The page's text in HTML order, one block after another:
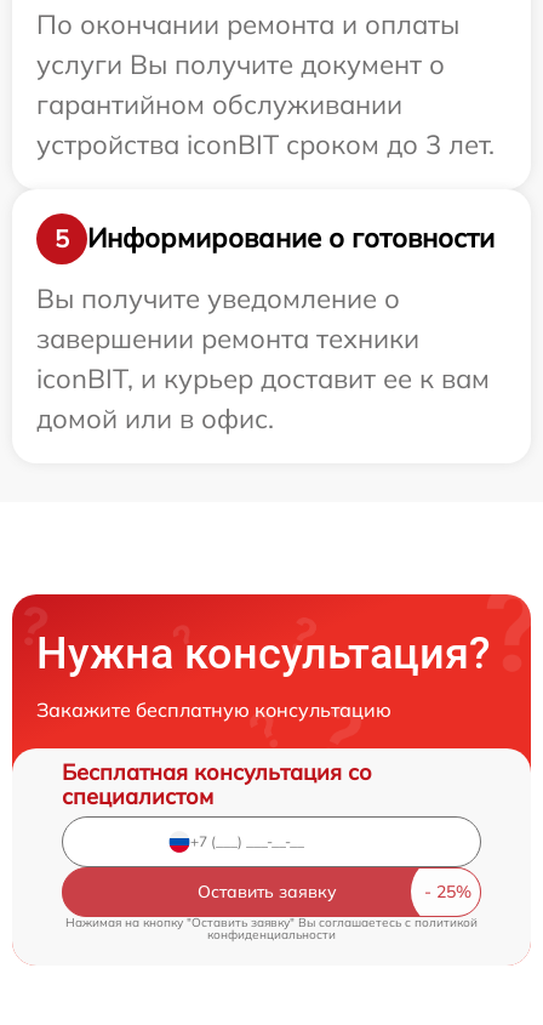
По окончании ремонта и оплаты
услуги Вы получите документ о
гарантийном обслуживании
устройства iconBIT сроком до 3 лет.
5
Информирование о готовности
Вы получите уведомление о
завершении ремонта техники
iconBIT, и курьер доставит ее к вам
домой или в офис.
Нужна консультация?
Закажите бесплатную консультацию
Бесплатная консультация со
специалистом
Оставить заявку
Нажимая на кнопку "Оставить заявку" Вы соглашаетесь cполитикой
конфиденциальности